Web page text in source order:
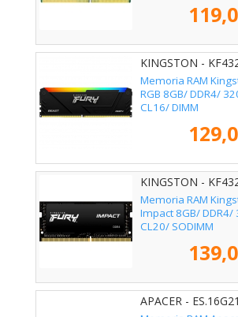
KINGSTON -
Memoria RAM
RGB 8GB/ DDR4/
CL16/ DIMM
KINGSTON -
Memoria RAM
Impact 8GB/
CL20/ SODIMM
APACER -